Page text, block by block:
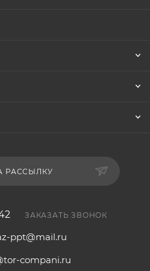
РАССЫЛКУ
ЗАКАЗАТЬ ЗВОНОК
ppt@mail.ru
compani.ru